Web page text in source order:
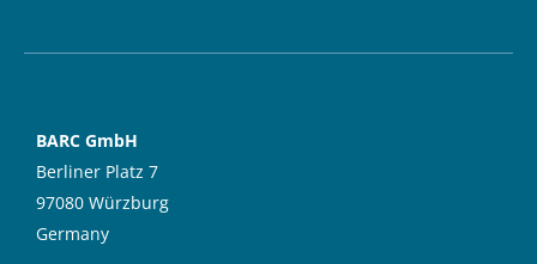
BARC GmbH
Berliner Platz 7
97080 Würzburg
Germany